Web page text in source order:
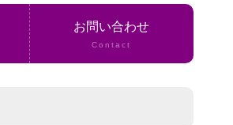
お問い合わせ
Contact